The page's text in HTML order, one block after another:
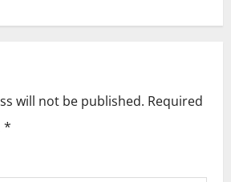
will not be published. Required
*